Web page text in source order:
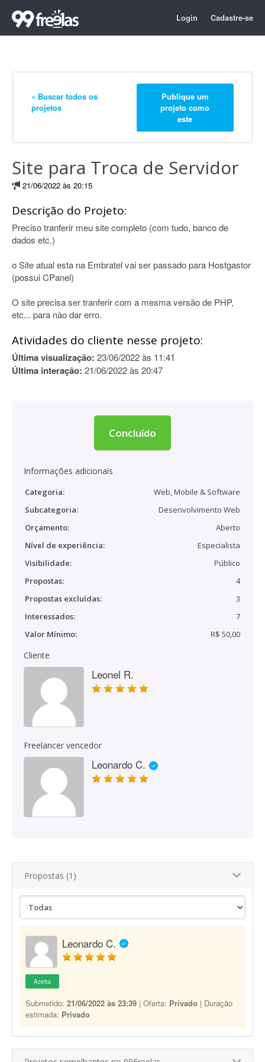
Login Cadastre-se
« Buscar todos os
projetos
Publique um
projeto como
este
Site para Troca de Servidor
21/06/2022 às 20:15
Descrição do Projeto:
Preciso tranferir meu site completo (com tudo, banco de
dados etc.)
o Site atual esta na Embratel vai ser passado para Hostgastor
(possui CPanel)
O site precisa ser tranferir com a mesma versão de PHP,
etc... para não dar erro.
Atividades do cliente nesse projeto:
Última visualização: 23/06/2022 às 11:41
Última interação: 21/06/2022 às 20:47
Concluído
Informações adicionais
Categoria:
Web, Mobile & Software
Subcategoria:
Desenvolvimento Web
Orçamento:
Aberto
Nível de experiência:
Especialista
Visibilidade:
Público
Propostas:
4
Propostas excluídas:
3
Interessados:
7
Valor Mínimo:
R$ 50,00
Cliente
Leonel R.
Freelancer vencedor
Leonardo C.
Propostas (1)
Leonardo C.
Aceita
Submetido: 21/06/2022 às 23:39 | Oferta: Privado | Duração
estimada: Privado